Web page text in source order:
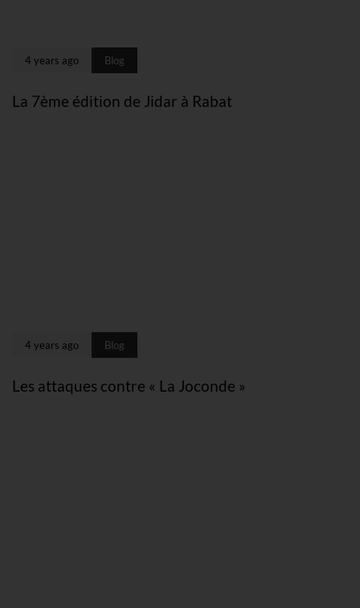
4 years ago Blog
La 7ème édition de Jidar à Rabat
4 years ago Blog
Les attaques contre « La Joconde »